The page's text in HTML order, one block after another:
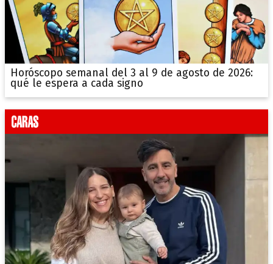
Horóscopo semanal del 3 al 9 de agosto de 2026:
qué le espera a cada signo